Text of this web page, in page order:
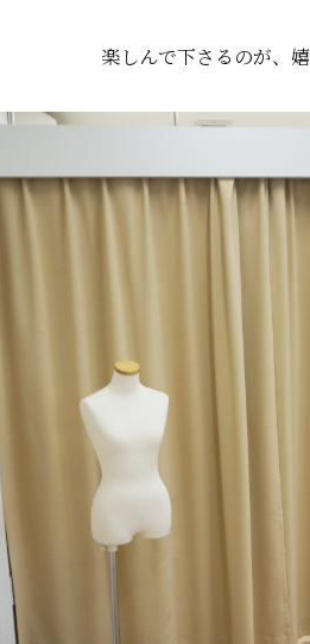
楽しんで下さるのが、嬉